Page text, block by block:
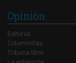
Opinión
Editorial
Columnistas
Tribuna libre